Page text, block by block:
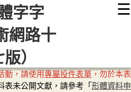
☰
編輯說明
導覽
動，請使用專屬投件表單 ，勿於本表
表未公開文獻，請參考「 形體資料申